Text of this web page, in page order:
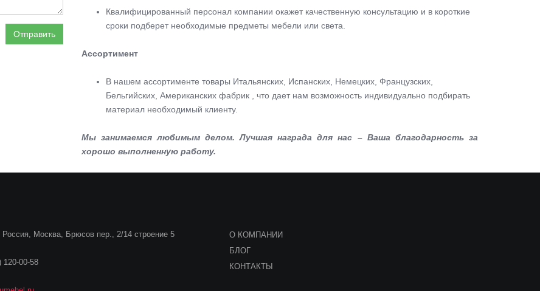
Отправить
Квалифицированный персонал компании окажет качественную консультацию и в короткие
сроки подберет необходимые предметы мебели или света.
Ассортимент
В нашем ассортименте товары Итальянских, Испанских, Немецких, Французских,
Бельгийских, Американских фабрик , что дает нам возможность индивидуально подбирать
материал необходимый клиенту.
Мы занимаемся любимым делом. Лучшая награда для нас – Ваша благодарность за
хорошо выполненную работу.
Россия, Москва, Брюсов пер., 2/14 строение 5
120-00-58
О КОМПАНИИ
БЛОГ
КОНТАКТЫ